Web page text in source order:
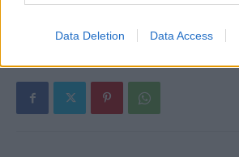
Data Deletion Data Access
Volkswagen